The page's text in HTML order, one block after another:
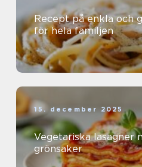
Recept på enkla och
för hela familjen
15. december 2025
Vegetariska lasagner
grönsaker